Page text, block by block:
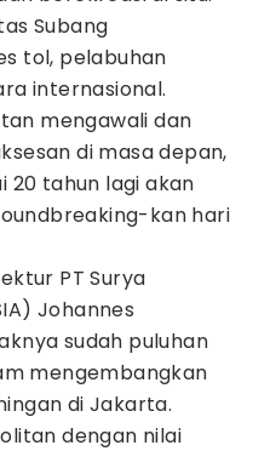
Subang
tol, pelabuhan
internasional.
mengawali dan
di masa depan,
20 tahun lagi akan
kan hari
PT Surya
Johannes
sudah puluhan
mengembangkan
di Jakarta.
dengan nilai